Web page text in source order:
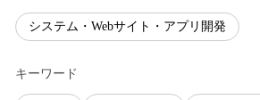
システム・Webサイト・アプリ開発
キーワード